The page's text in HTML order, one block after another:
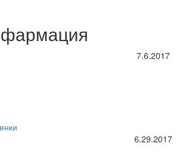
7.6.2017
6.29.2017